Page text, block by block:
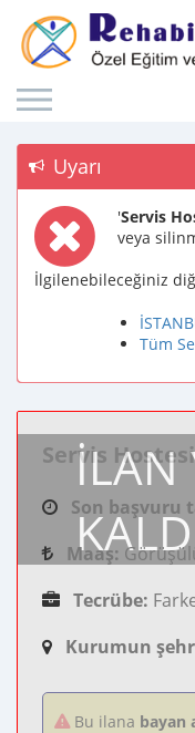
Uyarı
'Servis
veya
İlgilenebileceğiniz
Tüm
İLAN
Servis Hostesi
Son başvuru
Maaş:
Tecrübe:
Kurumun
Bu ilana bayan